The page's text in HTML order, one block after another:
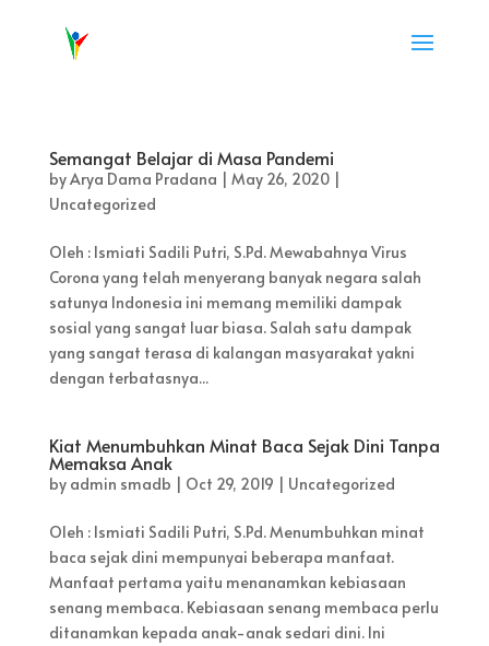
Semangat Belajar di Masa Pandemi
byArya Dama Pradana | May 26, 2020|
Uncategorized
Oleh : Ismiati Sadili Putri, S.Pd. Mewabahnya Virus
Corona yang telah menyerang banyak negara salah
satunya Indonesia ini memang memiliki dampak
sosial yang sangat luar biasa. Salah satu dampak
yang sangat terasa di kalangan masyarakat yakni
dengan terbatasnya...
Kiat Menumbuhkan Minat Baca Sejak Dini Tanpa
Memaksa Anak
by admin smadb | Oct 29, 2019 | Uncategorized
Oleh : Ismiati Sadili Putri, S.Pd. Menumbuhkan minat
baca sejak dini mempunyai beberapa manfaat.
Manfaat pertama yaitu menanamkan kebiasaan
senang membaca. Kebiasaan senang membaca perlu
ditanamkan kepada anak-anak sedari dini. Ini